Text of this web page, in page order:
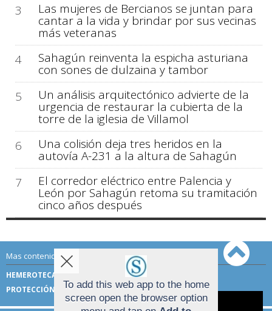
3
Las mujeres de Bercianos se juntan para
cantar a la vida y brindar por sus vecinas
más veteranas
4
Sahagún reinventa la espicha asturiana
con sones de dulzaina y tambor
5
Un análisis arquitectónico advierte de la
urgencia de restaurar la cubierta de la
torre de la iglesia de Villamol
6
Una colisión deja tres heridos en la
autovía A-231 a la altura de Sahagún
7
El corredor eléctrico entre Palencia y
León por Sahagún retoma su tramitación
cinco años después
Mas contenido de Sahagún Digital:
HEMEROTECA
TÉRMINOS DE USO
PROTECCIÓN DE DATOSTo add this web app to the home
screen open the browser option
Aviso sobre el Uso de cookies: